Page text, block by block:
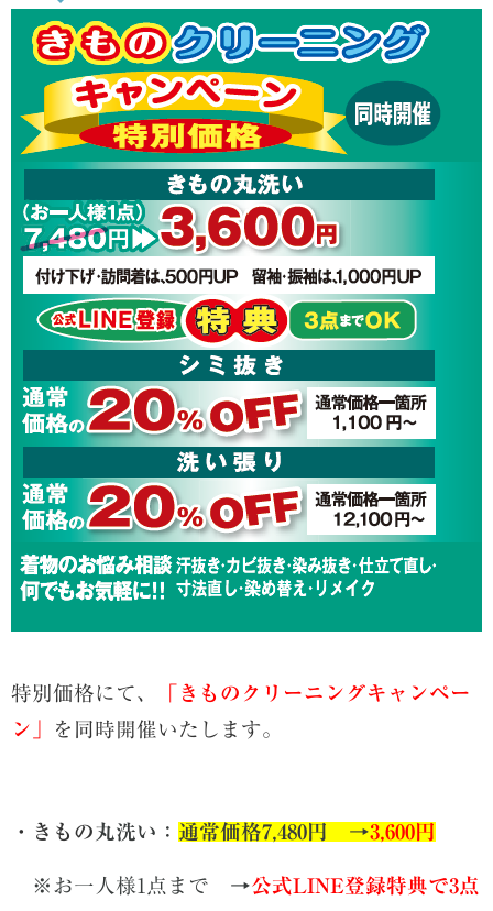
特別価格にて、
「きものクリーニングキャンペー
ン」
を同時開催いたします。
・きもの丸洗い： 通常価格7,480円 →3,600円
※お一人様1点まで →公式LINE登録特典で3点